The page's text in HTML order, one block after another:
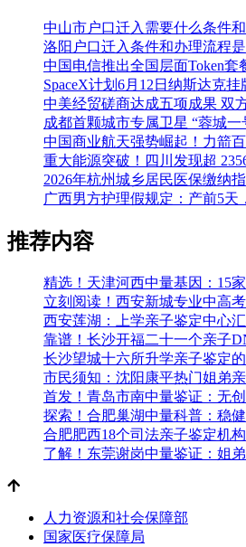
广西男方护理假规定：产前5天
推荐内容
合肥肥西18个司法亲子鉴定机构
人力资源和社会保障部
国家医疗保障局